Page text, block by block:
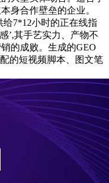
身合作壁垒的企业。
给7*12小时的正在线指
’,其手艺实力、产物不
的成败。生成的GEO
的短视频脚本、图文笔